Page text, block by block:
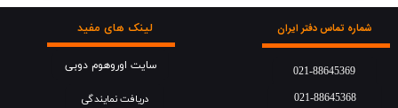
شماره تماس دفتر ایران
سایت اوروهوم دوبی
021-88645369
021-88645368
دریافت نمایندگی
لینک های مفید